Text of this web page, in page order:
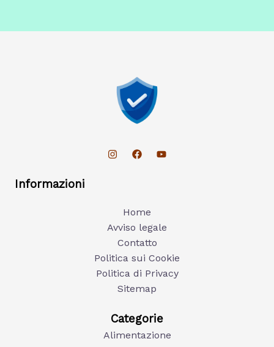
Informazioni
Home
Avviso legale
Contatto
Politica sui Cookie
Politica di Privacy
Sitemap
Categorie
Alimentazione